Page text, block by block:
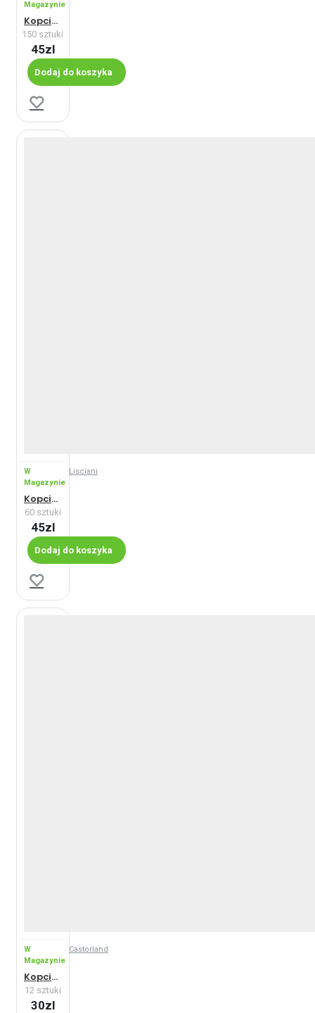
Magazynie
Kopciuszek - Maxi
150 sztuki
45zl
Dodaj do koszyka
W
Magazynie
Lisciani
Kopciuszek - Maxi
60 sztuki
45zl
Dodaj do koszyka
W
Magazynie
Castorland
Kopciuszek przy swojej karocy - Maxi
12 sztuki
30zl